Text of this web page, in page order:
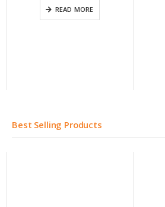
READ MORE
Best Selling Products